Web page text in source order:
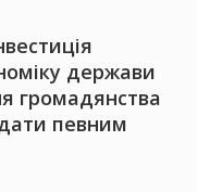
держави
громадянства
певним